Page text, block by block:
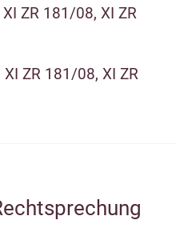
XI ZR 181/08, XI ZR
XI ZR 181/08, XI ZR